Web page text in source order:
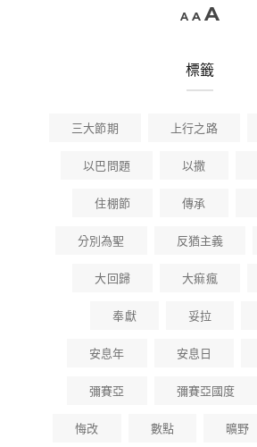
A A A
標籤
三大節期 上行之路
以巴問題
以撒
住棚節
傳承
分別為聖
反猶主義
大回歸
大痲瘋
奉獻
妥拉
安息年
安息日
彌賽亞
彌賽亞國度
悔改
數點 曠野